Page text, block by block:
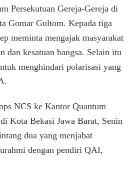
Persekutuan Gereja-Gereja di
Gomar Gultom. Kepada tiga
meminta mengajak masyarakat
dan kesatuan bangsa. Selain itu
menghindari polarisasi yang
NCS ke Kantor Quantum
Kota Bekasi Jawa Barat, Senin
dua yang menjabat
dengan pendiri QAI,